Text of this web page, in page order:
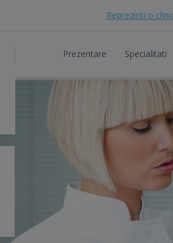
Reprezinti o
Prezentare Specialitati